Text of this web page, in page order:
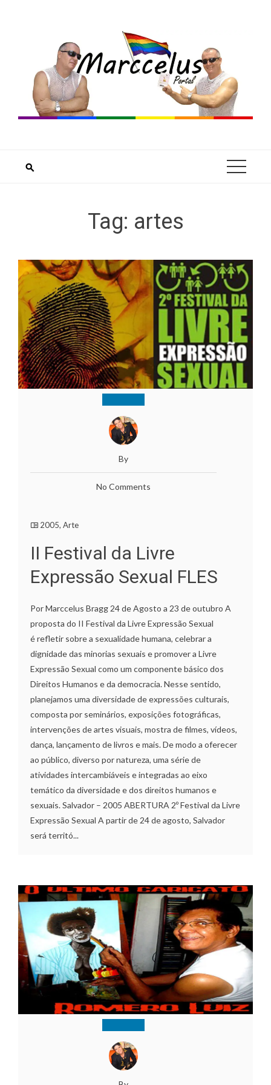
Tag: artes
By
No Comments
2005, Arte
II Festival da Livre
Expressão Sexual FLES
Por Marccelus Bragg 24 de Agosto a 23 de outubro A
proposta do II Festival da Livre Expressão Sexual
é refletir sobre a sexualidade humana, celebrar a
dignidade das minorias sexuais e promover a Livre
Expressão Sexual como um componente básico dos
Direitos Humanos e da democracia. Nesse sentido,
planejamos uma diversidade de expressões culturais,
composta por seminários, exposições fotográficas,
intervenções de artes visuais, mostra de filmes, vídeos,
dança, lançamento de livros e mais. De modo a oferecer
ao público, diverso por natureza, uma série de
atividades intercambiáveis e integradas ao eixo
temático da diversidade e dos direitos humanos e
sexuais. Salvador – 2005 ABERTURA 2º Festival da Livre
Expressão Sexual A partir de 24 de agosto, Salvador
será territó...